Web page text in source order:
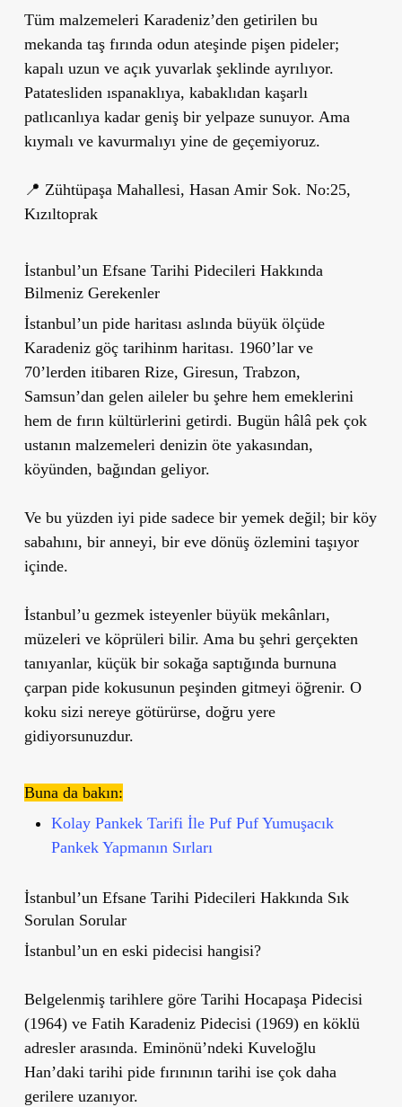
Tüm malzemeleri Karadeniz’den getirilen bu
mekanda taş fırında odun ateşinde pişen pideler;
kapalı uzun ve açık yuvarlak şeklinde ayrılıyor.
Patatesliden ıspanaklıya, kabaklıdan kaşarlı
patlıcanlıya kadar geniş bir yelpaze sunuyor. Ama
kıymalı ve kavurmalıyı yine de geçemiyoruz.
📍 Zühtüpaşa Mahallesi, Hasan Amir Sok. No:25,
Kızıltoprak
İstanbul’un Efsane Tarihi Pidecileri Hakkında
Bilmeniz Gerekenler
İstanbul’un pide haritası aslında büyük ölçüde
Karadeniz göç tarihinm haritası. 1960’lar ve
70’lerden itibaren Rize, Giresun, Trabzon,
Samsun’dan gelen aileler bu şehre hem emeklerini
hem de fırın kültürlerini getirdi. Bugün hâlâ pek çok
ustanın malzemeleri denizin öte yakasından,
köyünden, bağından geliyor.
Ve bu yüzden iyi pide sadece bir yemek değil; bir köy
sabahını, bir anneyi, bir eve dönüş özlemini taşıyor
içinde.
İstanbul’u gezmek isteyenler büyük mekânları,
müzeleri ve köprüleri bilir. Ama bu şehri gerçekten
tanıyanlar, küçük bir sokağa saptığında burnuna
çarpan pide kokusunun peşinden gitmeyi öğrenir. O
koku sizi nereye götürürse, doğru yere
gidiyorsunuzdur.
Buna da bakın:
Kolay Pankek Tarifi İle Puf Puf Yumuşacık
Pankek Yapmanın Sırları
İstanbul’un Efsane Tarihi Pidecileri Hakkında Sık
Sorulan Sorular
İstanbul’un en eski pidecisi hangisi?
Belgelenmiş tarihlere göre Tarihi Hocapaşa Pidecisi
(1964) ve Fatih Karadeniz Pidecisi (1969) en köklü
adresler arasında. Eminönü’ndeki Kuveloğlu
Han’daki tarihi pide fırınının tarihi ise çok daha
gerilere uzanıyor.